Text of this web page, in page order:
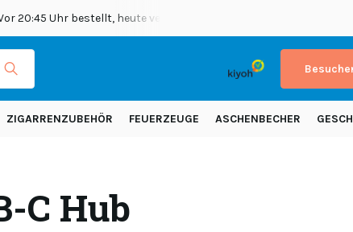
20:45 Uhr bestellt, heute versendet
ZIGARRENZUBEHÖR FEUERZEUGE ASCHENBECHER
C Hub